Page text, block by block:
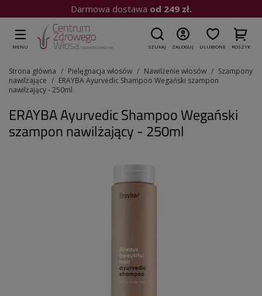
Kup do 15:00| Wysyłka dziś
MENU SZUKAJ ZALOGUJ ULUBIONE KOSZYK
Strona główna Pielęgnacja włosów Nawilżenie włosów
Szampony
nawilżające
ERAYBA Ayurvedic Shampoo Wegański szampon
nawilżający - 250ml
ERAYBA Ayurvedic Shampoo Wegański
szampon nawilżający - 250ml